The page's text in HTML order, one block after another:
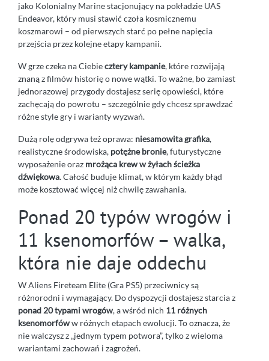
jako Kolonialny Marine stacjonujący na pokładzie UAS
Endeavor, który musi stawić czoła kosmicznemu
koszmarowi – od pierwszych starć po pełne napięcia
przejścia przez kolejne etapy kampanii.
W grze czeka na Ciebiecztery kampanie, które rozwijają
znaną z filmów historię o nowe wątki. To ważne, bo zamiast
jednorazowej przygody dostajesz serię opowieści, które
zachęcają do powrotu – szczególnie gdy chcesz sprawdzać
różne style gry i warianty wyzwań.
Dużą rolę odgrywa też oprawa: niesamowita grafika,
realistyczne środowiska, potężne bronie, futurystyczne
wyposażenie oraz mrożąca krew w żyłach ścieżka
dźwiękowa. Całość buduje klimat, w którym każdy błąd
może kosztować więcej niż chwilę zawahania.
Ponad 20 typów wrogów i
11 ksenomorfów – walka,
która nie daje oddechu
W Aliens Fireteam Elite (Gra PS5) przeciwnicy są
różnorodni i wymagający. Do dyspozycji dostajesz starcia z
ponad 20 typami wrogów, a wśród nich 11 różnych
ksenomorfóww różnych etapach ewolucji. To oznacza, że
nie walczysz z „jednym typem potwora”, tylko z wieloma
wariantami zachowań i zagrożeń.